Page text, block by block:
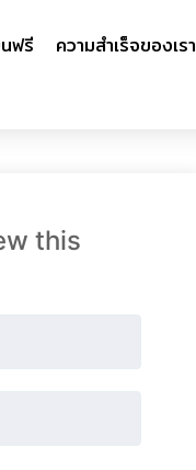
ฟรี ความสำเร็จของเรา
this